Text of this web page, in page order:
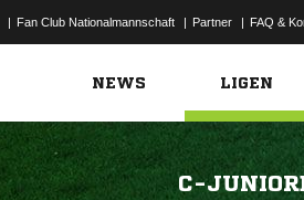
| Fan Club Nationalmannschaft | Partner | FAQ &
NEWS LIGEN
C-